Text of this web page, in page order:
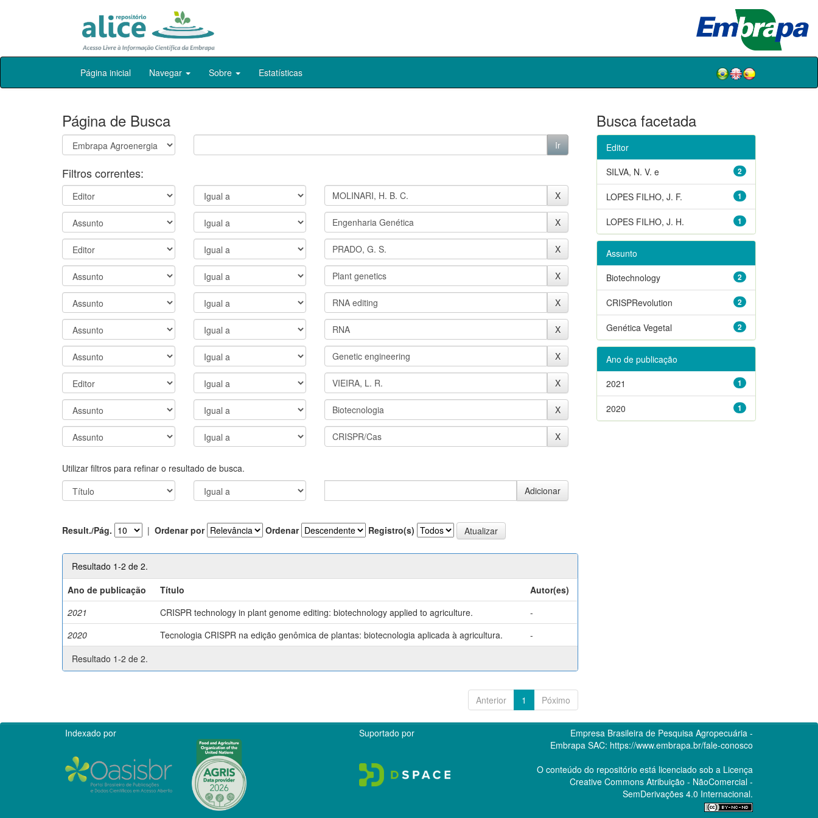
Skip
Página inicial Navegar Sobre Estatísticas
Página de Busca
Filtros correntes:
Utilizar filtros para refinar o resultado de busca.
Result./Pág. | Ordenar por Ordenar Registro(s)
Resultado 1-2 de 2.
Ano de publicação
Título
Autor(es)
2021
CRISPR technology in plant genome editing: biotechnology applied to agriculture.
-
2020
Tecnologia CRISPR na edição genômica de plantas: biotecnologia aplicada à agricultura.
-
Resultado 1-2 de 2.
Anterior 1 Póximo
Busca facetada
Editor
2
SILVA, N. V. e
1
LOPES FILHO, J. F.
1
LOPES FILHO, J. H.
Assunto
2
Biotechnology
2
CRISPRevolution
2
Genética Vegetal
Ano de publicação
1
2021
1
2020
Indexado por Suportado por
Empresa Brasileira de Pesquisa Agropecuária -
Embrapa SAC: https://www.embrapa.br/fale-conosco
O conteúdo do repositório está licenciado sob a Licença
Creative CommonsAtribuição - NãoComercial -
SemDerivações 4.0 Internacional.